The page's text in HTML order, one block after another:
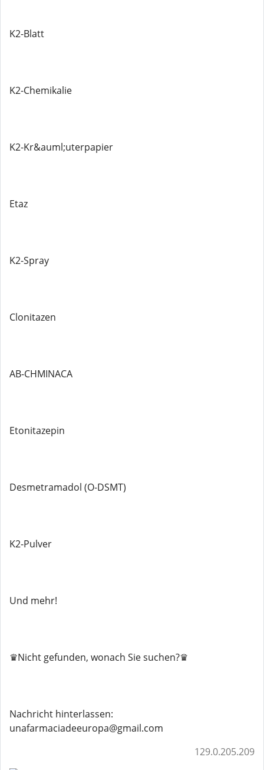
K2-Blatt
K2-Chemikalie
K2-Kr&auml;uterpapier
Etaz
K2-Spray
Clonitazen
AB-CHMINACA
Etonitazepin
Desmetramadol (O-DSMT)
K2-Pulver
Und mehr!
♛Nicht gefunden, wonach Sie suchen?♛
Nachricht hinterlassen:
unafarmaciadeeuropa@gmail.com
129.0.205.209